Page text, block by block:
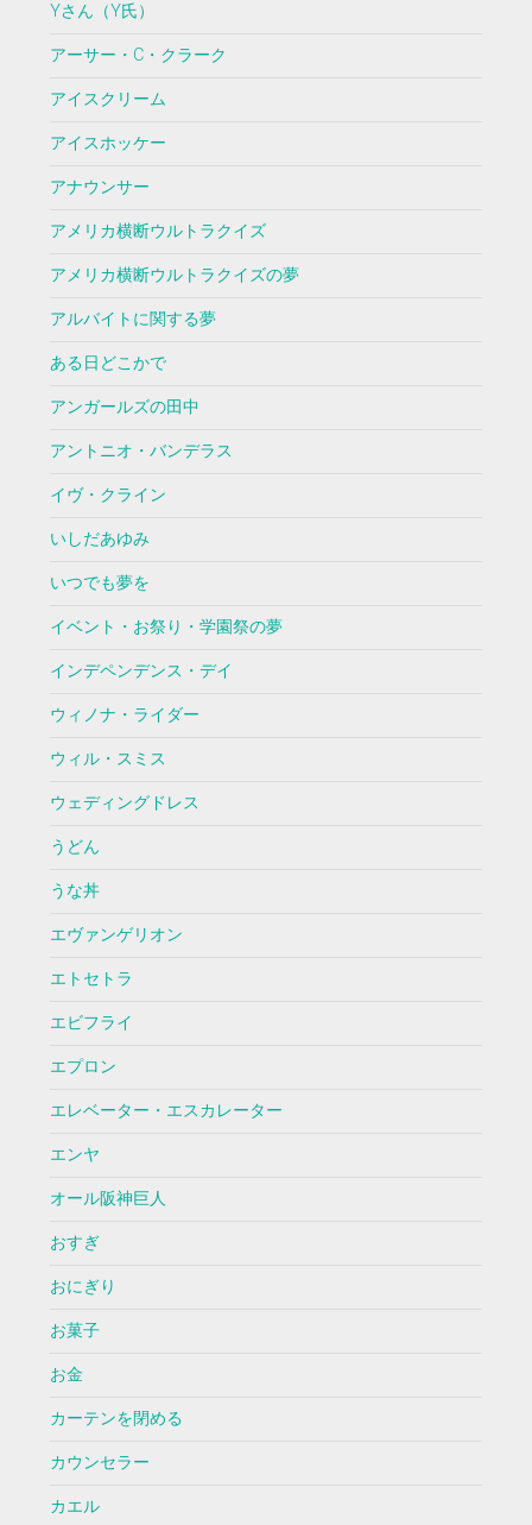
Yさん（Y氏）
アーサー・C・クラーク
アイスクリーム
アイスホッケー
アナウンサー
アメリカ横断ウルトラクイズ
アメリカ横断ウルトラクイズの夢
アルバイトに関する夢
ある日どこかで
アンガールズの田中
アントニオ・バンデラス
イヴ・クライン
いしだあゆみ
いつでも夢を
イベント・お祭り・学園祭の夢
インデペンデンス・デイ
ウィノナ・ライダー
ウィル・スミス
ウェディングドレス
うどん
うな丼
エヴァンゲリオン
エトセトラ
エビフライ
エプロン
エレベーター・エスカレーター
エンヤ
オール阪神巨人
おすぎ
おにぎり
お菓子
お金
カーテンを閉める
カウンセラー
カエル